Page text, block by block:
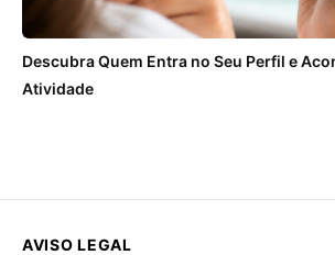
Descubra Quem Entra no Seu Perfil e
Atividade
AVISO LEGAL